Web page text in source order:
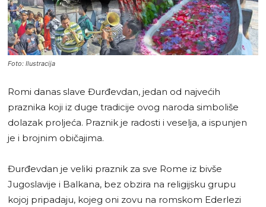
Foto: Ilustracija
Romi danas slave Đurđevdan, jedan od najvećih
praznika koji iz duge tradicije ovog naroda simboliše
dolazak proljeća. Praznik je radosti i veselja, a ispunjen
je i brojnim običajima.
Đurđevdan je veliki praznik za sve Rome iz bivše
Jugoslavije i Balkana, bez obzira na religijsku grupu
kojoj pripadaju, kojeg oni zovu na romskom Ederlezi